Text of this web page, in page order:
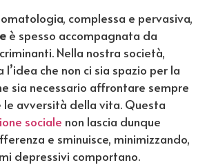
complessa e pervasiva,
è spesso accompagnata da
Nella nostra società,
che non ci sia spazio per la
sia necessario affrontare sempre
avversità della vita. Questa
sociale non lascia dunque
e sminuisce, minimizzando,
depressivi comportano.